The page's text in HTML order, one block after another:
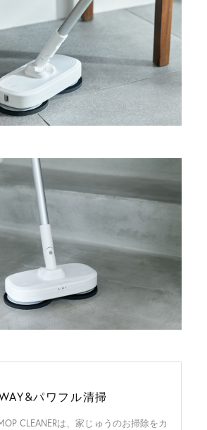
パワフル清掃
CLEANERは、家じゅうのお掃除をカ